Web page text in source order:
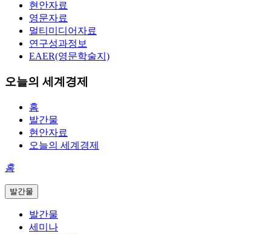
현안자료
영문자료
멀티미디어자료
연구성과정보
EAER(영문학술지)
오늘의 세계경제
홈
발간물
현안자료
오늘의 세계경제
홈
발간물
발간물
세미나